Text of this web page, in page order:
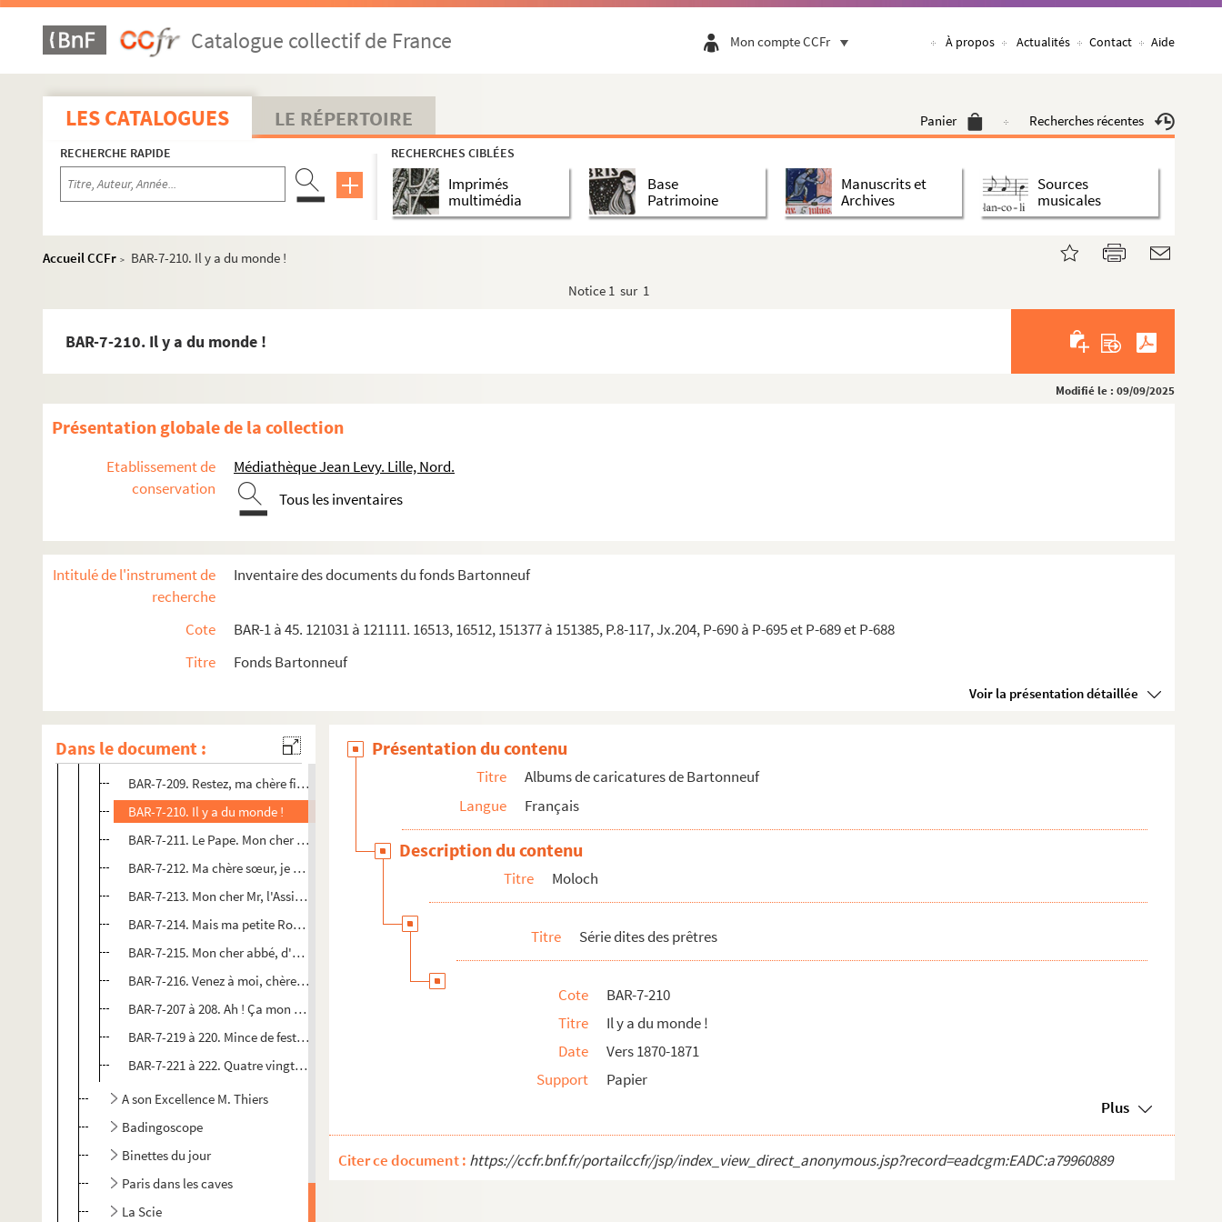
Catalogue collectif de France Mon compte CCFr À propos Actualités Contact Aide
LES CATALOGUES LE RÉPERTOIRE Panier Recherches récentes
RECHERCHE RAPIDE RECHERCHES CIBLÉES
Imprimés
multimédia
Base
Patrimoine
Manuscrits et
Archives
Sources
musicales
Accueil CCFr >
BAR-7-210. Il y a du monde !
Notice 1 sur 1
BAR-7-210. Il y a du monde !
Modifié le : 09/09/2025
Présentation globale de la collection
Etablissement de
conservation
Médiathèque Jean Levy. Lille, Nord.
Tous les inventaires
Intitulé de l'instrument de
recherche
Inventaire des documents du fonds Bartonneuf
Cote
BAR-1 à 45. 121031 à 121111. 16513, 16512, 151377 à 151385, P.8-117, Jx.204, P-690 à P-695 et P-689 et P-688
Titre
Fonds Bartonneuf
Voir la présentation détaillée
Dans le document :
Marcilly
Mathis
Meyer
Millet, Albert
Moloch
Actualités
BAR-7-190. Le jugement de Parîs
BAR-7-193 à 195. Tentative de viol
BAR-7-197. A bout de ressources !!
BAR-7-198 à 199. La mendicité étant interdite
BAR-7-201. Des embuches des méchants, délivrez-nous, Seigneur !
BAR-7-202. Nous afions, bour brentre Baris, un avandache zur-fous…
BAR-7-205. La Franc-Maçonnerie et la Commune
BAR-7-207. Va-donc, eh ! Grande…
BAR-7-208. Mes chères filles, je suis heureux de pouvoir vous dire dans cette enceinte, que vous êtes toutes p...
BAR-7-209. Restez, ma chère fille, dans la voix du Seigneur
BAR-7-210. Il y a du monde !
BAR-7-211. Le Pape. Mon cher Louis, à l'aide
BAR-7-212. Ma chère sœur, je viens vous demander un petit conseil, pour un accouchement que j'ai à faire
BAR-7-213. Mon cher Mr, l'Assistance publique m'a chargée de vous remettre une somme de 30f
BAR-7-214. Mais ma petite Rouhurine, pourquoi n'as-tu pas voulu entrer dans le couvent de Picpus ?
BAR-7-215. Mon cher abbé, d'honneur je ne suis pas digne de cirer vos escarpins
BAR-7-216. Venez à moi, chère enfant et les portes du ciel vous seront ouvertes
BAR-7-207 à 208. Ah ! Ça mon vieux Laurent, à quoi pensiez-vous…
BAR-7-219 à 220. Mince de festin !! On retravaille donc ?
BAR-7-221 à 222. Quatre vingt francs un mille de prières !
A son Excellence M. Thiers
Badingoscope
Binettes du jour
Paris dans les caves
La Scie
Présentation du contenu
Titre
Albums de caricatures de Bartonneuf
Langue
Français
Description du contenu
Titre Moloch
Titre Série dites des prêtres
Cote
BAR-7-210
Titre
Il y a du monde !
Date
Vers 1870-1871
Support
Papier
Plus
Citer ce document : https://ccfr.bnf.fr/portailccfr/jsp/index_view_direct_anonymous.jsp?record=eadcgm:EADC:a79960889